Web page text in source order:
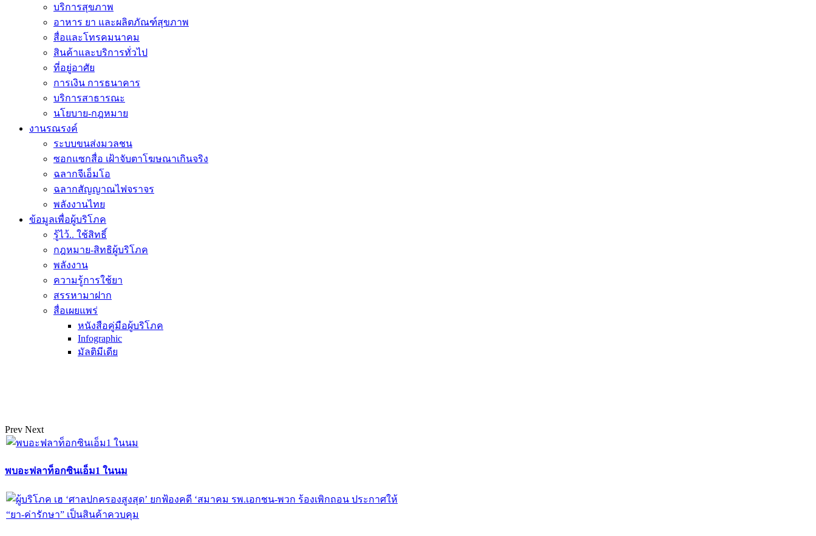
บริการสุขภาพ
อาหาร ยา และผลิตภัณฑ์สุขภาพ
สื่อและโทรคมนาคม
สินค้าและบริการทั่วไป
ที่อยู่อาศัย
การเงิน การธนาคาร
บริการสาธารณะ
นโยบาย-กฎหมาย
งานรณรงค์
ระบบขนส่งมวลชน
ซอกแซกสื่อ เฝ้าจับตาโฆษณาเกินจริง
ฉลากจีเอ็มโอ
ฉลากสัญญาณไฟจราจร
พลังงานไทย
ข้อมูลเพื่อผู้บริโภค
รู้ไว้.. ใช้สิทธิ์
กฎหมาย-สิทธิผู้บริโภค
พลังงาน
ความรู้การใช้ยา
สรรหามาฝาก
สื่อเผยแพร่
หนังสือคู่มือผู้บริโภค
Infographic
มัลติมีเดีย
Prev Next
พบอะฟลาท็อกซินเอ็ม1 ในนม